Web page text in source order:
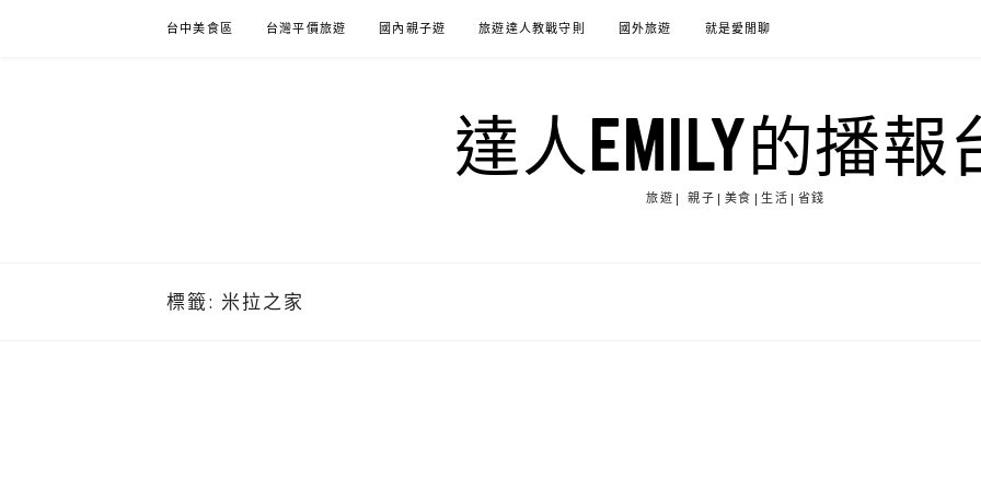
台中美食區 台灣平價旅遊 國內親子遊 旅遊達人教戰守則 國外旅遊 就是愛閒聊
達人EMILY的播報
旅遊| 親子|美食|生活|省錢
標籤: 米拉之家